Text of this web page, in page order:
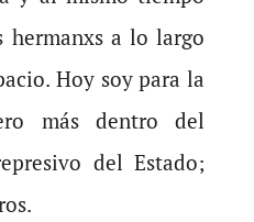
a lo largo
Hoy soy para la
más dentro del
del Estado;